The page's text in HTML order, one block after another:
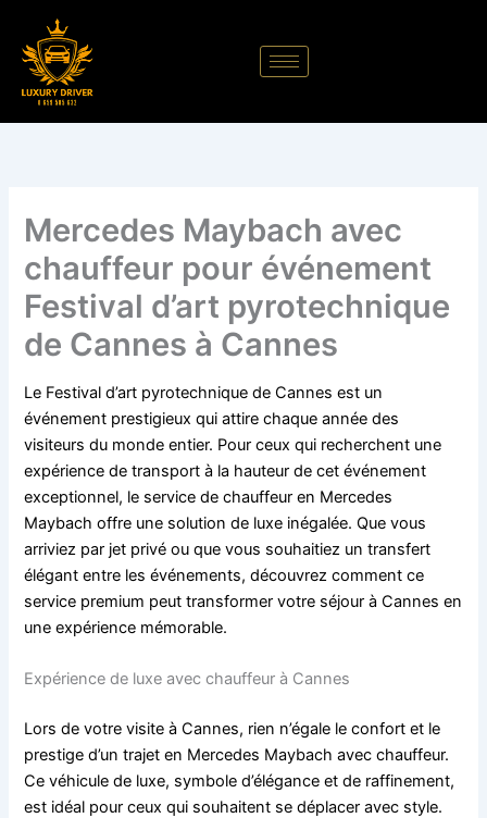
contenu
Mercedes Maybach avec
chauffeur pour événement
Festival d’art pyrotechnique
de Cannes à Cannes
Le Festival d’art pyrotechnique de Cannes est un
événement prestigieux qui attire chaque année des
visiteurs du monde entier. Pour ceux qui recherchent une
expérience de transport à la hauteur de cet événement
exceptionnel, le service de chauffeur en Mercedes
Maybach offre une solution de luxe inégalée. Que vous
arriviez par jet privé ou que vous souhaitiez un transfert
élégant entre les événements, découvrez comment ce
service premium peut transformer votre séjour à Cannes en
une expérience mémorable.
Expérience de luxe avec chauffeur à Cannes
Lors de votre visite à Cannes, rien n’égale le confort et le
prestige d’un trajet en Mercedes Maybach avec chauffeur.
Ce véhicule de luxe, symbole d’élégance et de raffinement,
est idéal pour ceux qui souhaitent se déplacer avec style.